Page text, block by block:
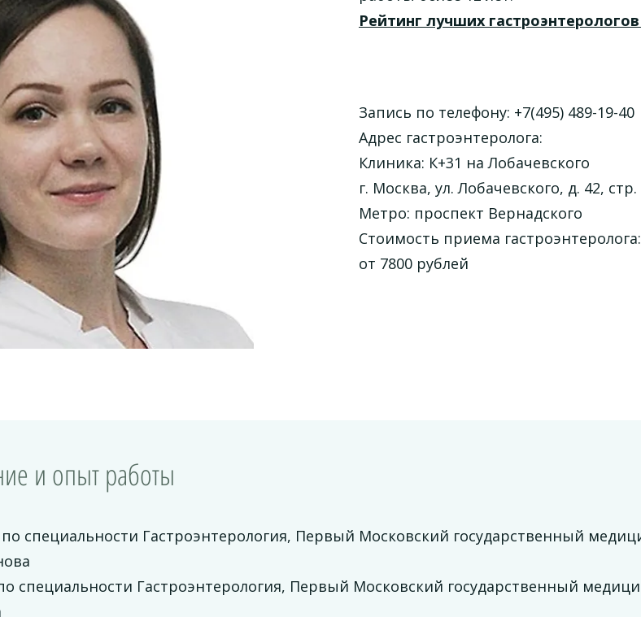
Рейтинг лучших
Запись по телефону: +7(495) 489-19-40
Адрес гастроэнтеролога:
Клиника: К+31 на Лобачевского
г. Москва, ул. Лобачевского, д. 42, стр.
Метро: проспект Вернадского
Стоимость приема гастроэнтеролога:
от 7800 рублей
и опыт работы
специальности Гастроэнтерология, Первый Московский государственный
специальности Гастроэнтерология, Первый Московский государственный